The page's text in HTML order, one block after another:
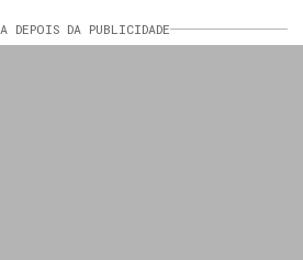
DEPOIS DA PUBLICIDADE